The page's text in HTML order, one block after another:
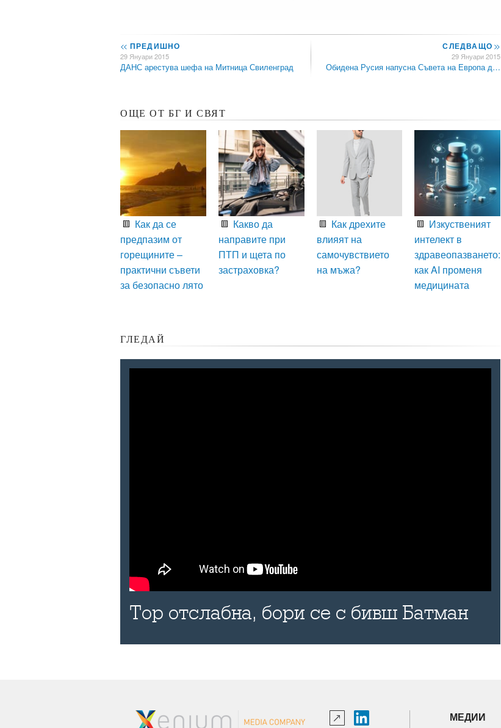
<< ПРЕДИШНО
29 Януари 2015
ДАНС арестува шефа на Митница Свиленград
СЛЕДВАЩО>>
29 Януари 2015
Обидена Русия напусна Съвета на Европа д…
ОЩЕ ОТ БГ И СВЯТ
Как да се
предпазим от
горещините –
практични съвети
за безопасно лято
Какво да
направите при
ПТП и щета по
застраховка?
Как дрехите
влияят на
самочувствието
на мъжа?
Изкуственият
интелект в
здравеопазването:
как AI променя
медицината
ГЛЕДАЙ
Тор отслабна, бори се с бивш Батман
МЕДИИ